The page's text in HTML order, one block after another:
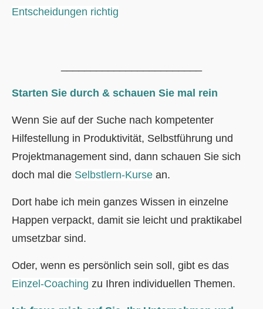
Entscheidungen richtig
Starten Sie durch & schauen Sie mal rein
Wenn Sie auf der Suche nach kompetenter
Hilfestellung in Produktivität, Selbstführung und
Projektmanagement sind, dann schauen Sie sich
doch mal die Selbstlern-Kurse an.
Dort habe ich mein ganzes Wissen in einzelne
Happen verpackt, damit sie leicht und praktikabel
umsetzbar sind.
Oder, wenn es persönlich sein soll, gibt es das
Einzel-Coaching zu Ihren individuellen Themen.